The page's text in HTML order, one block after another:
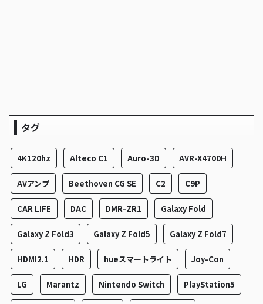
タグ
4K120hz Alteco C1 Auro-3D AVR-X4700H
AVアンプ Beethoven CG SE C2 C9P
CAR LIFE DAC DMR-ZR1 Galaxy Fold
Galaxy Z Fold3 Galaxy Z Fold5 Galaxy Z Fold7
HDMI2.1 HDR hueスマートライト Joy-Con
LG Marantz Nintendo Switch PlayStation5